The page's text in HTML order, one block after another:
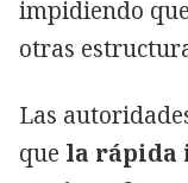
impidiendo
otras
Las
que la rápida